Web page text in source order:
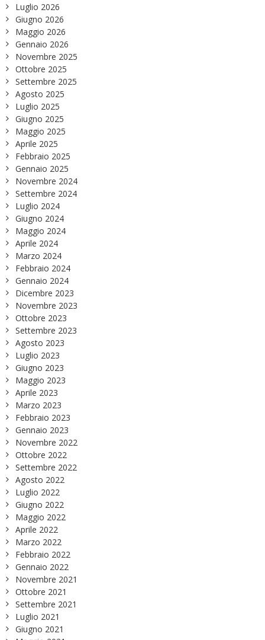
Luglio 2026
Giugno 2026
Maggio 2026
Gennaio 2026
Novembre 2025
Ottobre 2025
Settembre 2025
Agosto 2025
Luglio 2025
Giugno 2025
Maggio 2025
Aprile 2025
Febbraio 2025
Gennaio 2025
Novembre 2024
Settembre 2024
Luglio 2024
Giugno 2024
Maggio 2024
Aprile 2024
Marzo 2024
Febbraio 2024
Gennaio 2024
Dicembre 2023
Novembre 2023
Ottobre 2023
Settembre 2023
Agosto 2023
Luglio 2023
Giugno 2023
Maggio 2023
Aprile 2023
Marzo 2023
Febbraio 2023
Gennaio 2023
Novembre 2022
Ottobre 2022
Settembre 2022
Agosto 2022
Luglio 2022
Giugno 2022
Maggio 2022
Aprile 2022
Marzo 2022
Febbraio 2022
Gennaio 2022
Novembre 2021
Ottobre 2021
Settembre 2021
Luglio 2021
Giugno 2021